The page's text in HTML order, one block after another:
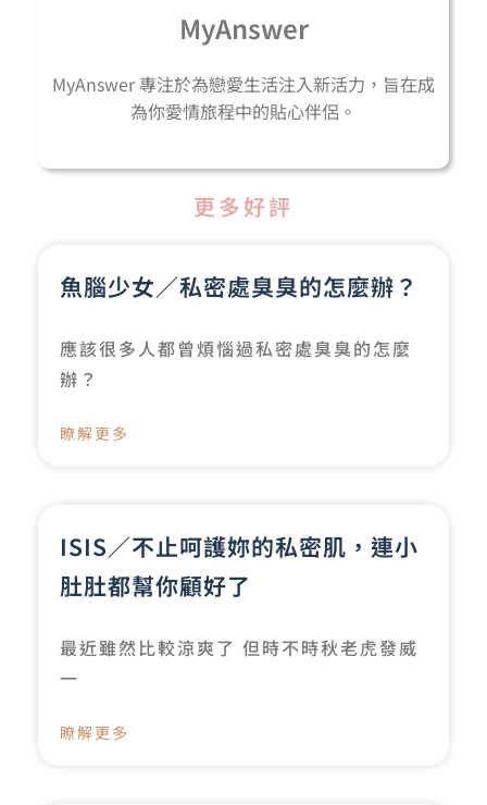
MyAnswer
MyAnswer 專注於為戀愛生活注入新活力，旨在成
為你愛情旅程中的貼心伴侶。
更多好評
魚腦少女／私密處臭臭的怎麼辦？
應該很多人都曾煩惱過私密處臭臭的怎麼
辦？
瞭解更多
ISIS／不止呵護妳的私密肌，連小
肚肚都幫你顧好了
最近雖然比較涼爽了 但時不時秋老虎發威
一
瞭解更多